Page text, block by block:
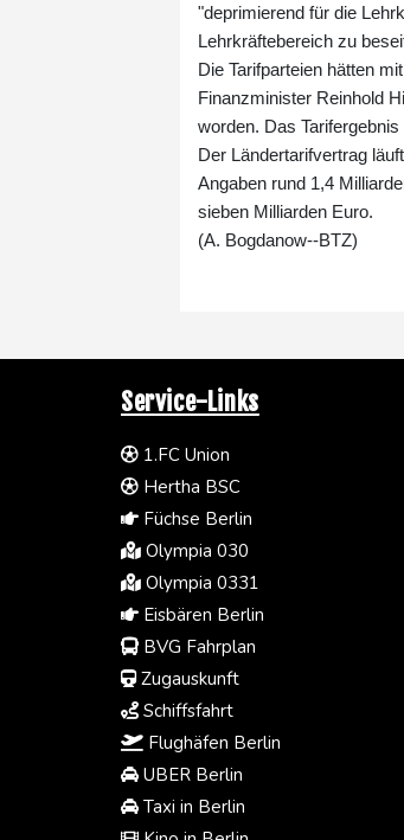
"deprimierend für die
Lehrkräftebereich zu
Die Tarifparteien hätten
Finanzminister Reinhold
worden. Das
Der Ländertarifvertrag
Angaben rund 1,4
sieben Milliarden Euro.
(A. Bogdanow--BTZ)
Service-Links
1.FC Union
Hertha BSC
Füchse Berlin
Olympia 030
Olympia 0331
Eisbären Berlin
BVG Fahrplan
Zugauskunft
Schiffsfahrt
Flughäfen Berlin
UBER Berlin
Taxi in Berlin